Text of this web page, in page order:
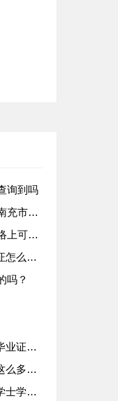
询到吗
排名）
的到吗
做？
吗？
东省)
量证书
证书